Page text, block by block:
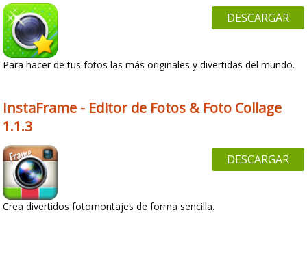
DESCARGAR
Para hacer de tus fotos las más originales y divertidas del mundo.
InstaFrame - Editor de Fotos & Foto Collage
1.1.3
DESCARGAR
Crea divertidos fotomontajes de forma sencilla.